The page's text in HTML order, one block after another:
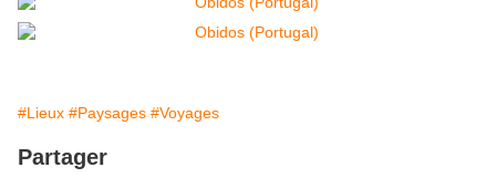
#Lieux #Paysages #Voyages
Partager